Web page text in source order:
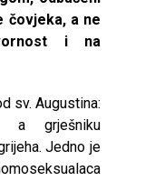
čovjeka, a ne
i na
sv. Augustina:
a grješniku
Jedno je